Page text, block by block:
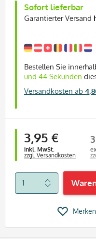
Sofort lieferbar
Garantierter Versand
Bestellen Sie
und 44 Sekunden
Versandkosten ab
3,95 €
inkl. MwSt.
zzgl. Versandkosten
Merken